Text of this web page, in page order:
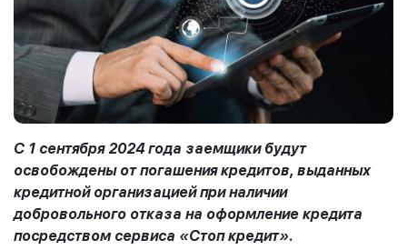
С 1 сентября 2024 года заемщики будут
освобождены от погашения кредитов, выданных
кредитной организацией при наличии
добровольного отказа на оформление кредита
посредством сервиса «Стоп кредит».